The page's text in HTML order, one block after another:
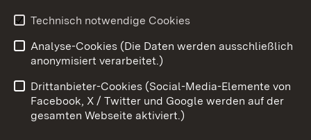
Impressum
Kontakt
Barrierefreiheit
Datenschutz
Cookies
Technisch notwendige Cookies
Analyse-Cookies (Die Daten werden ausschließlich
anonymisiert verarbeitet.)
Drittanbieter-Cookies (Social-Media-Elemente von
Facebook, X / Twitter und Google werden auf der
gesamten Webseite aktiviert.)